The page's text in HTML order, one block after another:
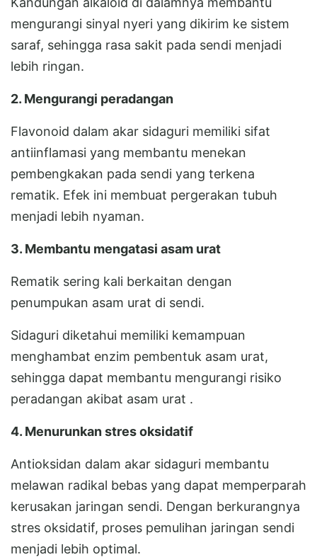
mengurangi sinyal nyeri yang dikirim ke sistem
saraf, sehingga rasa sakit pada sendi menjadi
lebih ringan.
2. Mengurangi peradangan
Flavonoid dalam akar sidaguri memiliki sifat
antiinflamasi yang membantu menekan
pembengkakan pada sendi yang terkena
rematik. Efek ini membuat pergerakan tubuh
menjadi lebih nyaman.
3. Membantu mengatasi asam urat
Rematik sering kali berkaitan dengan
penumpukan asam urat di sendi.
Sidaguri diketahui memiliki kemampuan
menghambat enzim pembentuk asam urat,
sehingga dapat membantu mengurangi risiko
peradangan akibat asam urat .
4. Menurunkan stres oksidatif
Antioksidan dalam akar sidaguri membantu
melawan radikal bebas yang dapat memperparah
kerusakan jaringan sendi. Dengan berkurangnya
stres oksidatif, proses pemulihan jaringan sendi
menjadi lebih optimal.